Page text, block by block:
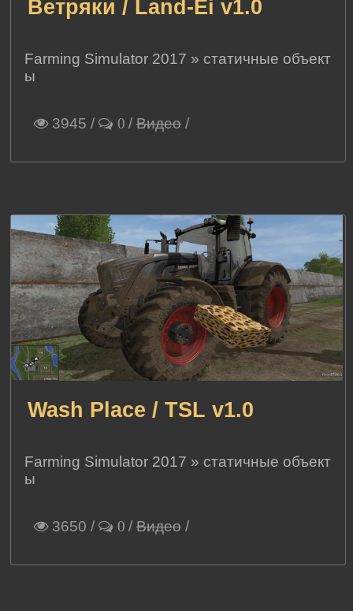
Ветряки / Land-Ei v1.0
Farming Simulator 2017 » статичные объект
ы
3945 / 0 /Видео/
Wash Place / TSL v1.0
Farming Simulator 2017 » статичные объект
ы
3650 / 0 /Видео/